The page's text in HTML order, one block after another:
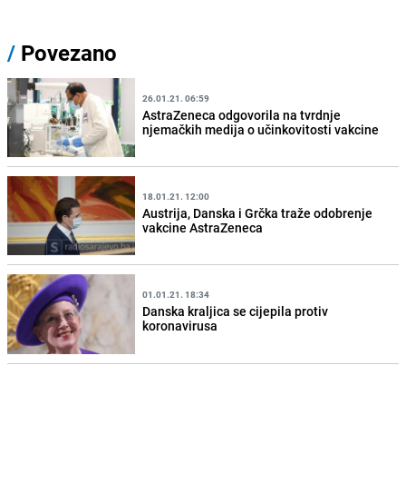
/ Povezano
26.01.21. 06:59
AstraZeneca odgovorila na tvrdnje
njemačkih medija o učinkovitosti vakcine
18.01.21. 12:00
Austrija, Danska i Grčka traže odobrenje
vakcine AstraZeneca
01.01.21. 18:34
Danska kraljica se cijepila protiv
koronavirusa